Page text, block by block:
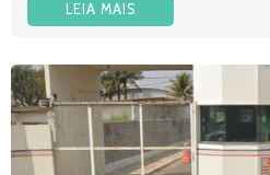
LEIA MAIS